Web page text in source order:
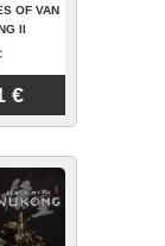
OF VAN
II
€